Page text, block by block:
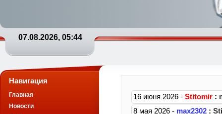
07.08.2026, 05:44
Навигация
Главная
Новости